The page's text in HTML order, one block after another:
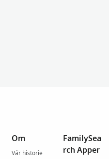
Om
Vår historie
FamilySea
rch Apper